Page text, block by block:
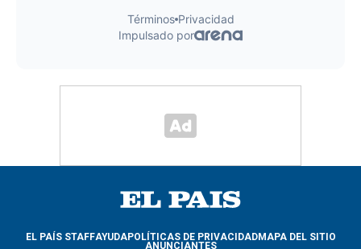
EL PAÍS STAFFAYUDAPOLÍTICAS DE PRIVACIDADMAPA DEL SITIO
ANUNCIANTES